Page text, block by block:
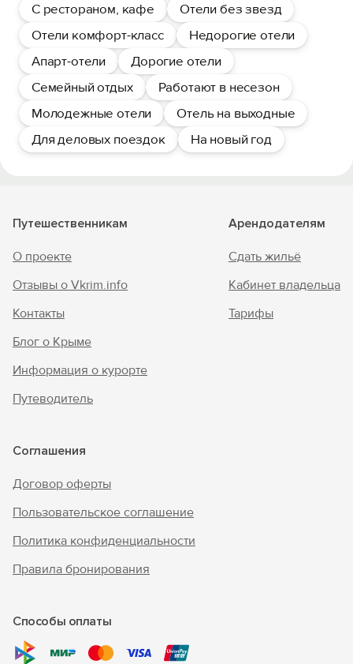
С рестораном, кафе
Отели без звезд
Отели комфорт-класс
Недорогие отели
Апарт-отели
Дорогие отели
Семейный отдых
Работают в несезон
Молодежные отели
Отель на выходные
Для деловых поездок
На новый год
Путешественникам
О проекте
Отзывы о Vkrim.info
Контакты
Блог о Крыме
Информация о курорте
Путеводитель
Арендодателям
Сдать жильё
Кабинет владельца
Тарифы
Соглашения
Договор оферты
Пользовательское соглашение
Политика конфиденциальности
Правила бронирования
Способы оплаты